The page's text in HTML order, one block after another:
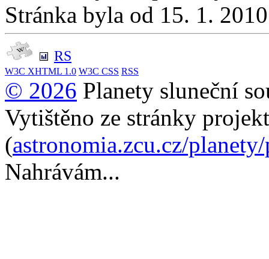
Stránka byla od 15. 1.
RS
W3C XHTML 1.0 W3C CSS RSS
© 2026 Planety sluneční
Vytištěno ze stránky
(astronomia.zcu.cz/
Nahrávám...